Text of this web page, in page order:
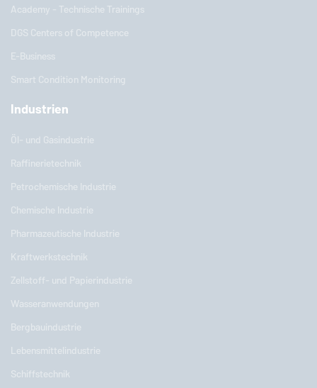
Academy - Technische Trainings
DGS Centers of Competence
E-Business
Smart Condition Monitoring
Industrien
Öl- und Gasindustrie
Raffinerietechnik
Petrochemische Industrie
Chemische Industrie
Pharmazeutische Industrie
Kraftwerkstechnik
Zellstoff- und Papierindustrie
Wasseranwendungen
Bergbauindustrie
Lebensmittelindustrie
Schiffstechnik